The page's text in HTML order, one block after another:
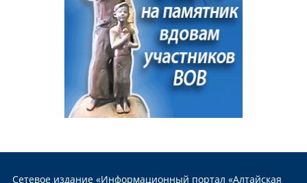
Сетевое издание «Информационный портал «Алтайская